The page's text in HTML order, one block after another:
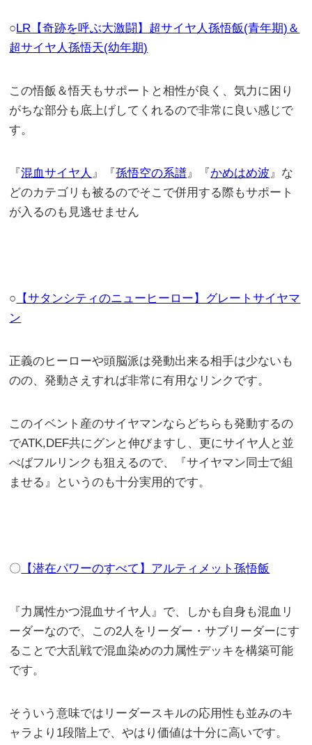
○LR【奇跡を呼ぶ大激闘】超サイヤ人孫悟飯(青年期)＆
超サイヤ人孫悟天(幼年期)
この悟飯＆悟天もサポートと相性が良く、気力に困り
がちな部分も底上げしてくれるので非常に良い感じで
す。
『混血サイヤ人 』『孫悟空の系譜 』『かめはめ波 』な
どのカテゴリも被るのでそこで併用する際もサポート
が入るのも見逃せません
○ 【サタンシティのニューヒーロー】グレートサイヤマ
ン
正義のヒーローや頭脳派は発動出来る相手は少ないも
のの、発動さえすれば非常に有用なリンクです。
このイベント産のサイヤマンならどちらも発動するの
でATK,DEF共にグンと伸びますし、更にサイヤ人と並
べばフルリンクも狙えるので、『サイヤマン同士で組
ませる』というのも十分実用的です。
〇 【潜在パワーのすべて】アルティメット孫悟飯
『力属性かつ混血サイヤ人』で、しかも自身も混血リ
ーダーなので、この2人をリーダー・サブリーダーにす
ることで大乱戦で混血染めの力属性デッキを構築可能
です。
そういう意味ではリーダースキルの応用性も並みのキ
ャラより1段階上で、やはり価値は十分に高いです。